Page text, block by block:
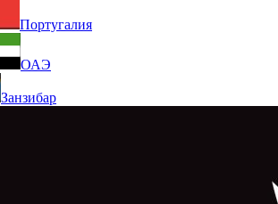
Португалия
ОАЭ
Занзибар